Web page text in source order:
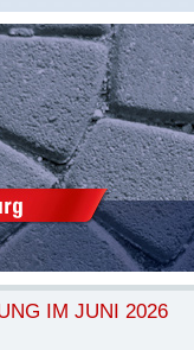
IM JUNI 2026